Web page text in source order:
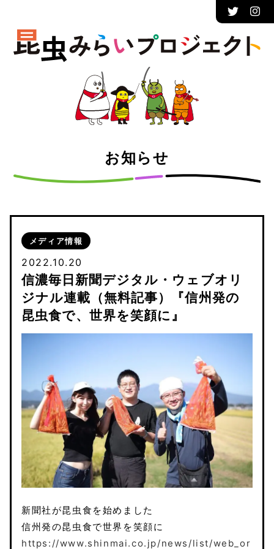
お知らせ
メディア情報
2022.10.20
信濃毎日新聞デジタル・ウェブオリ
ジナル連載（無料記事）『信州発の
昆虫食で、世界を笑顔に』
新聞社が昆虫食を始めました
信州発の昆虫食で世界を笑顔に
https://www.shinmai.co.jp/news/list/web_or